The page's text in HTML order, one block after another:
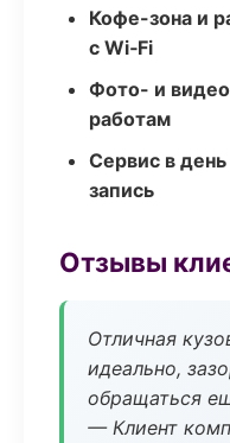
Кофе-зона и
с Wi‑Fi
Фото- и
работам
Сервис в
запись
Отзывы
Отличная
идеально,
обращаться
— Клиент